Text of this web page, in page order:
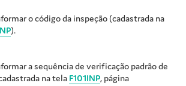
o código da inspeção (cadastrada na
).
a sequência de verificação padrão de
na tela F101INP, página